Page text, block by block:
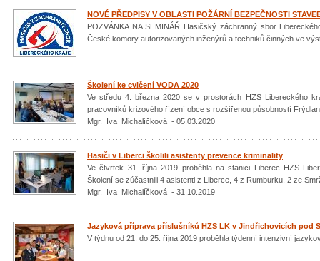
NOVÉ PŘEDPISY V OBLASTI POŽÁRNÍ BEZPEČNOSTI
POZVÁNKA NA SEMINÁŘ Hasičský záchranný sbor
České komory autorizovaných inženýrů a techniků činných ve
Školení ke cvičení VODA 2020
Ve středu 4. března 2020 se v prostorách HZS Libereckého
pracovníků krizového řízení obce s rozšířenou působností
Mgr. Iva Michalíčková - 05.03.2020
Hasiči v Liberci školili asistenty prevence kriminality
Ve čtvrtek 31. října 2019 proběhla na stanici Liberec HZS
Školení se zúčastnili 4 asistenti z Liberce, 4 z Rumburku, 2 ze
Mgr. Iva Michalíčková - 31.10.2019
Jazyková příprava příslušníků HZS LK v Jindřichovicích pod
V týdnu od 21. do 25. října 2019 proběhla týdenní intenzivní